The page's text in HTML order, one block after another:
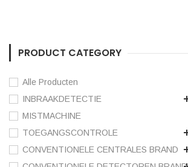
PRODUCT CATEGORY
Alle Producten
INBRAAKDETECTIE
MISTMACHINE
TOEGANGSCONTROLE
CONVENTIONELE CENTRALES BRAND